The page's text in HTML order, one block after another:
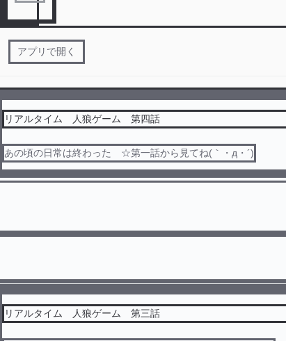
アプリで開く
リアルタイム 人狼ゲーム 第四話
あの頃の日常は終わった ☆第一話から見てね(｀・д・´)
リアルタイム 人狼ゲーム 第三話